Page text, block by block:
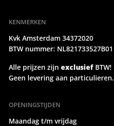
KENMERKEN
Kvk Amsterdam 34372020
BTW nummer: NL821733527B01
Alle prijzen zijn exclusiefBTW!
Geen levering aan particulieren.
OPENINGSTIJDEN
Maandag t/m vrijdag